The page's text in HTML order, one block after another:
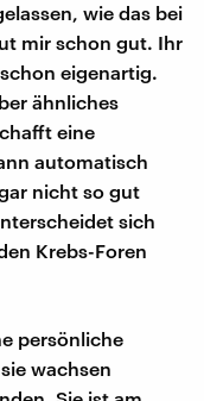
wie das bei
mir schon gut. Ihr
eigenartig.
ähnliches
eine
automatisch
nicht so gut
sich
Krebs-Foren
persönliche
wachsen